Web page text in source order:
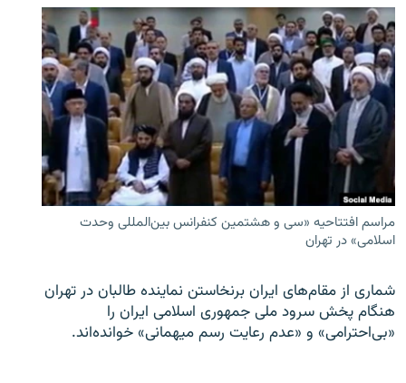
مراسم افتتاحیه «سی و هشتمین کنفرانس بین‌المللی وحدت
اسلامی» در تهران
شماری از مقام‌های ایران برنخاستن نماینده طالبان در تهران
هنگام پخش سرود ملی جمهوری اسلامی ایران را
«بی‌احترامی» و «عدم رعایت رسم میهمانی» خوانده‌اند.